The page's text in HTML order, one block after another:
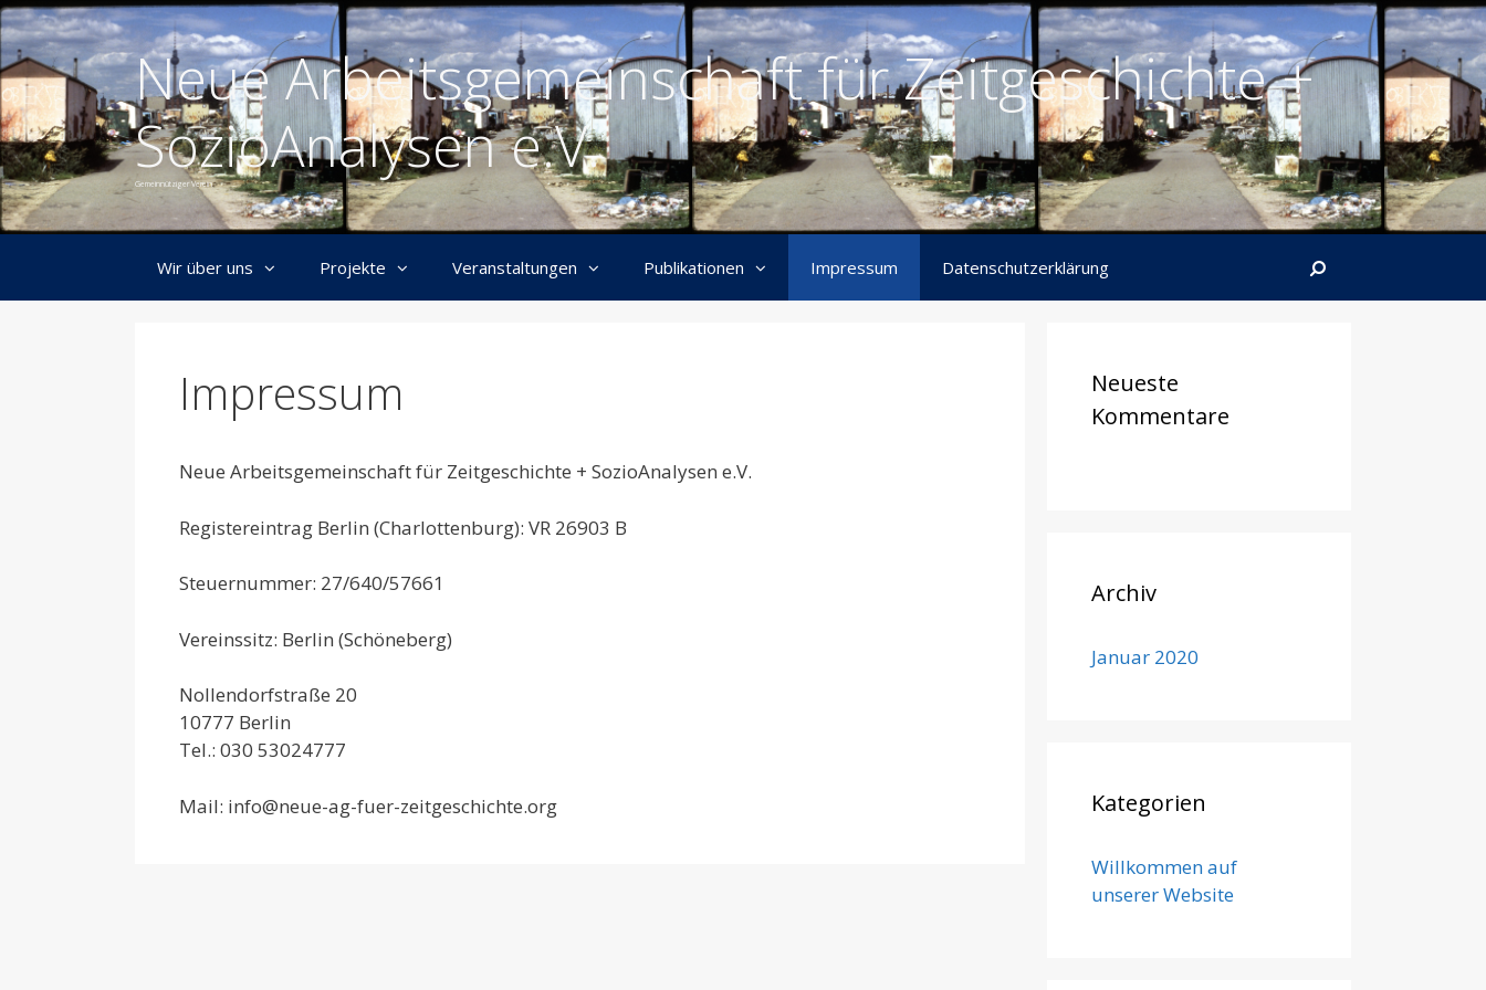
Springe
zum
Inhalt
Neue Arbeitsgemeinschaft für Zeitgeschichte +
SozioAnalysen e.V.
Gemeinnütziger Verein
Wir über uns Projekte Veranstaltungen Publikationen Impressum Datenschutzerklärung
Impressum
Neue Arbeitsgemeinschaft für Zeitgeschichte + SozioAnalysen e.V.
Registereintrag Berlin (Charlottenburg): VR 26903 B
Steuernummer: 27/640/57661
Vereinssitz: Berlin (Schöneberg)
Nollendorfstraße 20
10777 Berlin
Tel.: 030 53024777
Mail: info@neue-ag-fuer-zeitgeschichte.org
Neueste
Kommentare
Archiv
Januar 2020
Kategorien
Willkommen auf
unserer Website